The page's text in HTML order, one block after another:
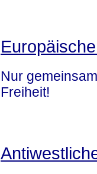
Nur
Freiheit!